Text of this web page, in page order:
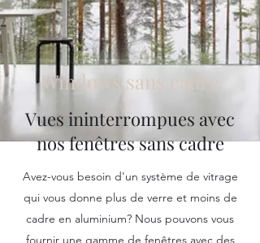
Windows sans cadre
Vues ininterrompues avec
nos fenêtres sans cadre
Avez-vous besoin d'un système de vitrage
qui vous donne plus de verre et moins de
cadre en aluminium? Nous pouvons vous
fournir une gamme de fenêtres avec des